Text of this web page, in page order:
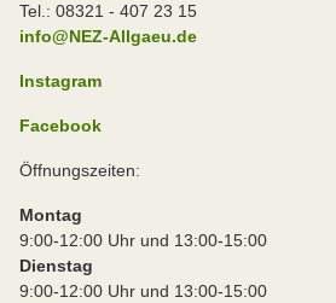
Tel.: 08321 - 407 23 15
info@NEZ-Allgaeu.de
Instagram
Facebook
Öffnungszeiten:
Montag
9:00-12:00 Uhr und 13:00-15:00
Dienstag
9:00-12:00 Uhr und 13:00-15:00